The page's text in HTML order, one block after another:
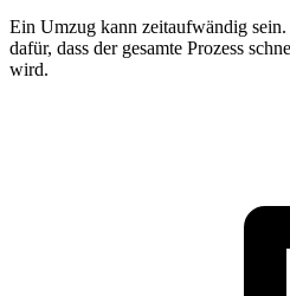
Ein Umzug kann zeitaufwändig
dafür, dass der gesamte Prozess
wird.